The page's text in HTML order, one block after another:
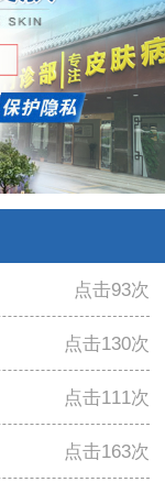
点击93次
点击130次
点击111次
点击163次